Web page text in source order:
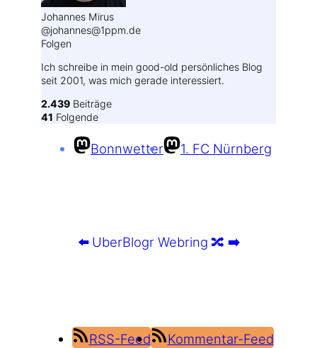
Johannes Mirus
@johannes@1ppm.de
Folgen
Ich schreibe in mein good-old persönliches Blog
seit 2001, was mich gerade interessiert.
2.439 Beiträge
41 Folgende
Bonnwetter 1. FC Nürnberg
⬅️ UberBlogr Webring 🔀 ➡️
RSS-Feed
Kommentar-Feed